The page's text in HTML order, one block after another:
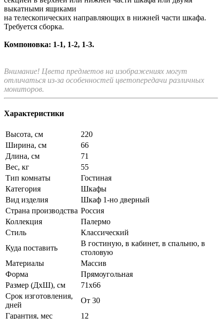
выкатными ящиками
на телескопических направляющих в нижней части шкафа.
Требуется сборка.
Компоновка: 1-1, 1-2, 1-3.
Внимание! Цвета предметов на изображениях могут
отличаться из-за особенностей цветопередачи различных
мониторов.
Характеристики
Высота, см
220
Ширина, см
66
Длина, см
71
Вес, кг
55
Тип комнаты
Гостиная
Категория
Шкафы
Вид изделия
Шкаф 1-но дверный
Страна производства Россия
Коллекция
Палермо
Стиль
Классический
Куда поставить
В гостиную, в кабинет, в спальню, в
столовую
Материалы
Массив
Форма
Прямоугольная
Размер (ДхШ), см
71х66
Срок изготовления,
дней
От 30
Гарантия, мес
12